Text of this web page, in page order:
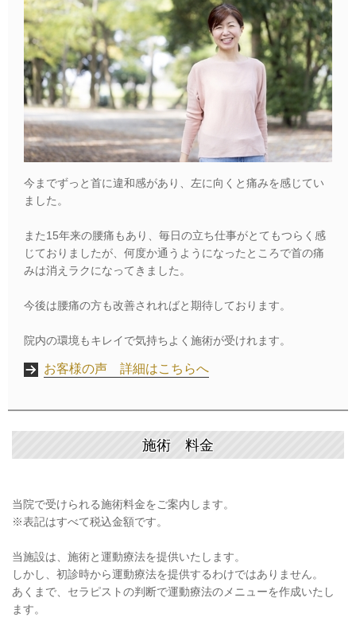
今までずっと首に違和感があり、左に向くと痛みを感じてい
ました。
また15年来の腰痛もあり、毎日の立ち仕事がとてもつらく感
じておりましたが、何度か通うようになったところで首の痛
みは消えラクになってきました。
今後は腰痛の方も改善されればと期待しております。
院内の環境もキレイで気持ちよく施術が受けれます。
お客様の声 詳細はこちらへ
施術 料金
当院で受けられる施術料金をご案内します。
※表記はすべて税込金額です。
当施設は、施術と運動療法を提供いたします。
しかし、初診時から運動療法を提供するわけではありません。
あくまで、セラピストの判断で運動療法のメニューを作成いたし
ます。